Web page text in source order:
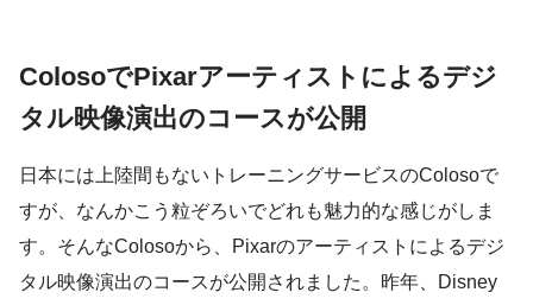
ColosoでPixarアーティストによるデジ
タル映像演出のコースが公開
日本には上陸間もないトレーニングサービスのColosoで
すが、なんかこう粒ぞろいでどれも魅力的な感じがしま
す。そんなColosoから、Pixarのアーティストによるデジ
タル映像演出のコースが公開されました。昨年、Disney